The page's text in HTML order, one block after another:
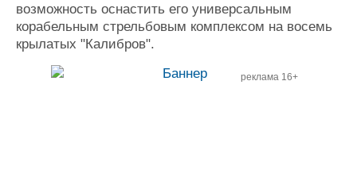
возможность оснастить его универсальным
корабельным стрельбовым комплексом на восемь
крылатых "Калибров".
реклама 16+